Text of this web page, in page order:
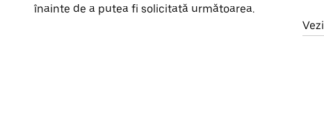
înainte de a putea fi solicitată următoarea.